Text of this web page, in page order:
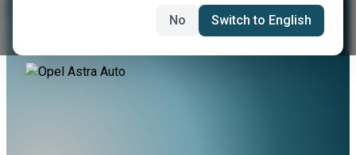
Mieten Sie Einen Opel Astra Auto
No Switch to English